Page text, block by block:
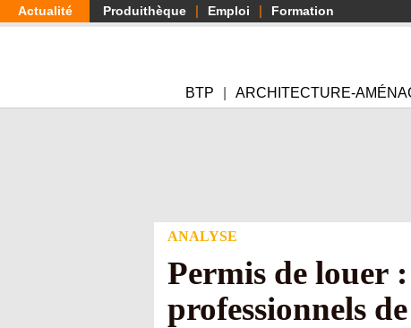
Aller
au
Actualité Produithèque Emploi Formation
BTP ARCHITECTURE-
ANALYSE
Permis de louer
professionnels